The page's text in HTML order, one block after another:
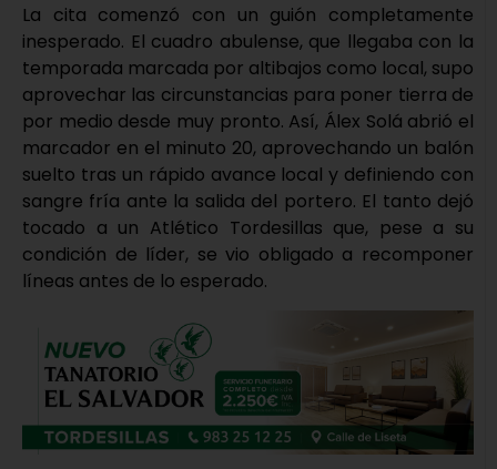
La cita comenzó con un guión completamente
inesperado. El cuadro abulense, que llegaba con la
temporada marcada por altibajos como local, supo
aprovechar las circunstancias para poner tierra de
por medio desde muy pronto. Así, Álex Solá abrió el
marcador en el minuto 20, aprovechando un balón
suelto tras un rápido avance local y definiendo con
sangre fría ante la salida del portero. El tanto dejó
tocado a un Atlético Tordesillas que, pese a su
condición de líder, se vio obligado a recomponer
líneas antes de lo esperado.